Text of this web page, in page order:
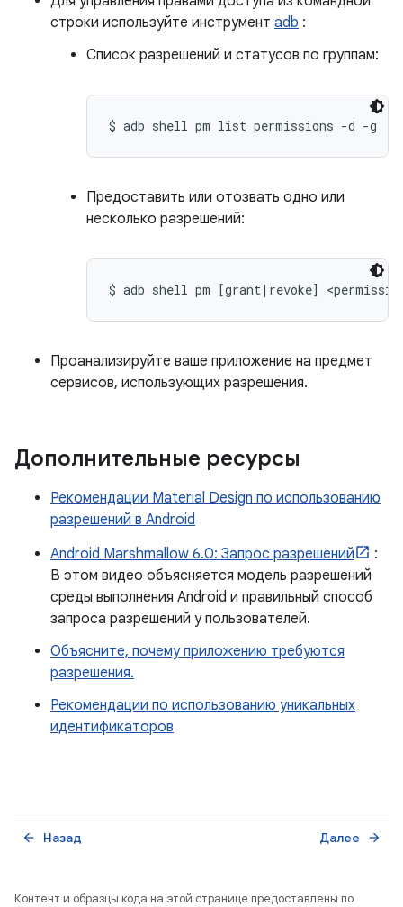
строки используйте инструмент adb :
Список разрешений и статусов по группам:
$ adb shell pm list permissions -d -g
Предоставить или отозвать одно или
несколько разрешений:
$ adb shell pm [grant|revoke]
Проанализируйте ваше приложение на предмет
сервисов, использующих разрешения.
Дополнительные ресурсы
Рекомендации Material Design по использованию
разрешений в Android
Android Marshmallow 6.0: Запрос разрешений
:
В этом видео объясняется модель разрешений
среды выполнения Android и правильный способ
запроса разрешений у пользователей.
Объясните, почему приложению требуются
разрешения.
Рекомендации по использованию уникальных
идентификаторов
Назад
arrow_back Далее arrow_forward
Контент и образцы кода на этой странице предоставлены по